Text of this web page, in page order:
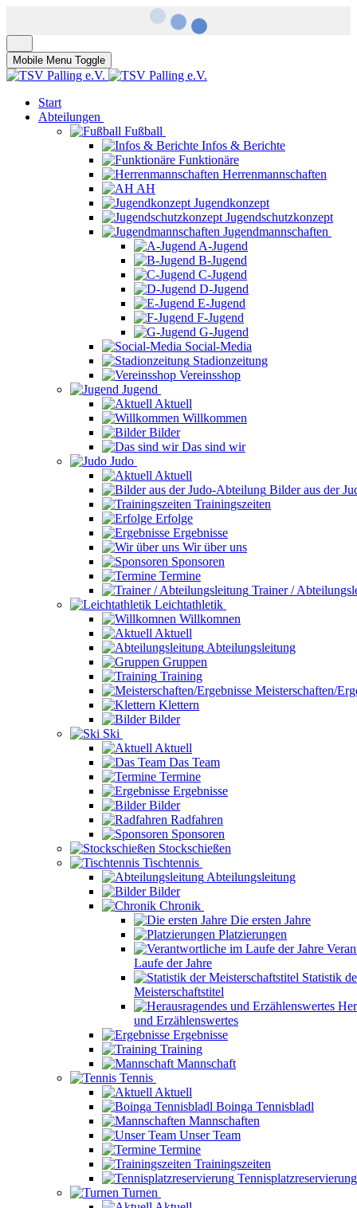
Mobile Menu Toggle
Start
Abteilungen
Fußball
Infos & Berichte
Funktionäre
Herrenmannschaften
AH
Jugendkonzept
Jugendschutzkonzept
Jugendmannschaften
A-Jugend
B-Jugend
C-Jugend
D-Jugend
E-Jugend
F-Jugend
G-Jugend
Social-Media
Stadionzeitung
Vereinsshop
Jugend
Aktuell
Willkommen
Bilder
Das sind wir
Judo
Aktuell
Bilder aus der
Trainingszeiten
Erfolge
Ergebnisse
Wir über uns
Sponsoren
Termine
Trainer /
Leichtathletik
Willkomnen
Aktuell
Abteilungsleitung
Gruppen
Training
Meisterschaften/
Klettern
Bilder
Ski
Aktuell
Das Team
Termine
Ergebnisse
Bilder
Radfahren
Sponsoren
Stockschießen
Tischtennis
Abteilungsleitung
Bilder
Chronik
Die ersten Jahre
Platzierungen
Laufe der Jahre
Statistik
Meisterschaftstitel
und Erzählenswertes
Ergebnisse
Training
Mannschaft
Tennis
Aktuell
Boinga Tennisbladl
Mannschaften
Unser Team
Termine
Trainingszeiten
Tennisplatzreservierung
Turnen